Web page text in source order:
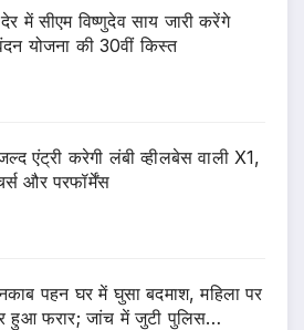
में सीएम विष्णुदेव साय जारी करेंगे
योजना की 30वीं किस्त
एंट्री करेगी लंबी व्हीलबेस वाली X1,
और परफॉर्मेंस
पहन घर में घुसा बदमाश, महिला पर
हुआ फरार; जांच में जुटी पुलिस…